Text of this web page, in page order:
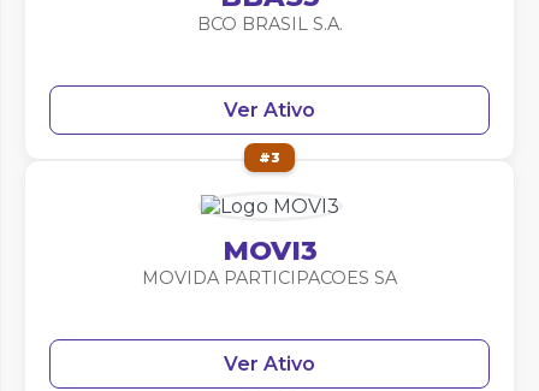
BCO BRASIL S.A.
Ver Ativo
#3
MOVI3
MOVIDA PARTICIPACOES SA
Ver Ativo